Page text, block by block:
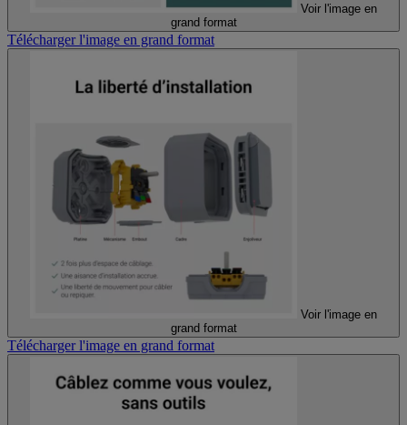
Voir l'image en
grand format
Télécharger l'image en grand format
Voir l'image en
grand format
Télécharger l'image en grand format